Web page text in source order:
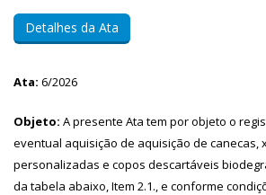
Detalhes da Ata
Ata: 6/2026
Objeto: A presente Ata tem por objeto o
eventual aquisição de aquisição de canecas,
personalizadas e copos descartáveis
da tabela abaixo, Item 2.1., e conforme